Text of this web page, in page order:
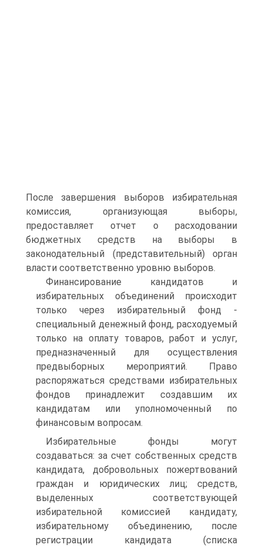
После завершения выборов избирательная
комиссия, организующая выборы,
предоставляет отчет о расходовании
бюджетных средств на выборы в
законодательный (представительный) орган
власти соответственно уровню выборов.
Финансирование кандидатов и
избирательных объединений происходит
только через избирательный фонд -
специальный денежный фонд, расходуемый
только на оплату товаров, работ и услуг,
предназначенный для осуществления
предвыборных мероприятий. Право
распоряжаться средствами избирательных
фондов принадлежит создавшим их
кандидатам или уполномоченный по
финансовым вопросам.
Избирательные фонды могут
создаваться: за счет собственных средств
кандидата, добровольных пожертвований
граждан и юридических лиц; средств,
выделенных соответствующей
избирательной комиссией кандидату,
избирательному объединению, после
регистрации кандидата (списка